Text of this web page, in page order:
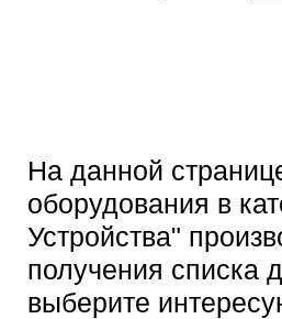
На данной
оборудования в
Устройства"
получения списка
выберите